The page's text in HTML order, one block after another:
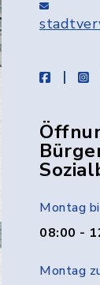
Montag
08:00 -
Montag